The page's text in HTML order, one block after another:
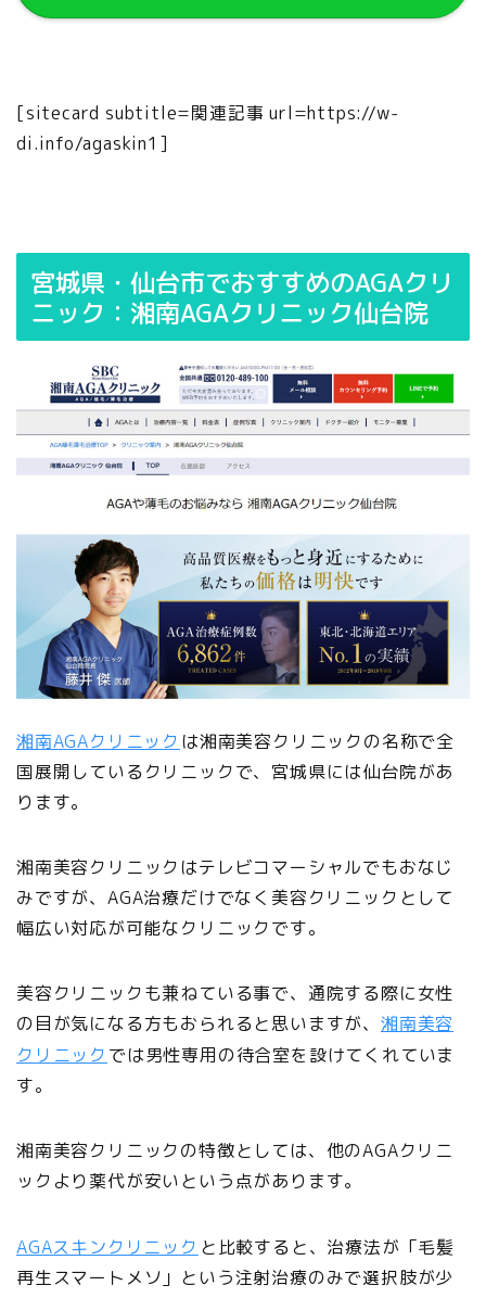
[sitecard subtitle=関連記事 url=https://w-
di.info/agaskin1]
宮城県・仙台市でおすすめのAGAクリ
ニック：湘南AGAクリニック仙台院
湘南AGAクリニック は湘南美容クリニックの名称で全
国展開しているクリニックで、宮城県には仙台院があ
ります。
湘南美容クリニックはテレビコマーシャルでもおなじ
みですが、AGA治療だけでなく美容クリニックとして
幅広い対応が可能なクリニックです。
美容クリニックも兼ねている事で、通院する際に女性
の目が気になる方もおられると思いますが、 湘南美容
クリニック では男性専用の待合室を設けてくれていま
す。
湘南美容クリニックの特徴としては、他のAGAクリニ
ックより薬代が安いという点があります。
AGAスキンクリニック と比較すると、治療法が「毛髪
再生スマートメソ」という注射治療のみで選択肢が少